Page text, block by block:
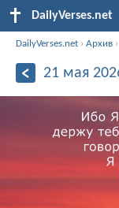
DailyVerses.net
DailyVerses.net ›Архив
21 мая